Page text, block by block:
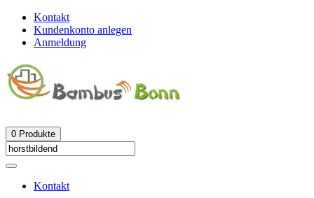
Kontakt
Kundenkonto anlegen
Anmeldung
0 Produkte
Kontakt